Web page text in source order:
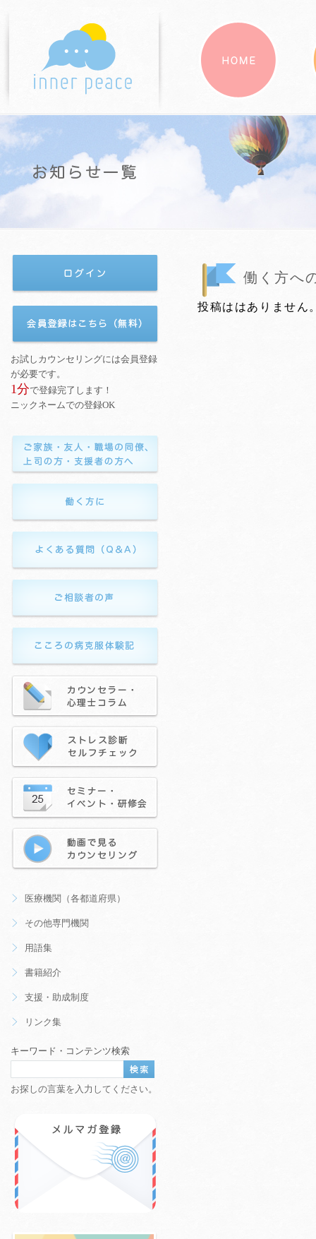
医療機関（各都道府県）
その他専門機関
用語集
書籍紹介
支援・助成制度
リンク集
キーワード・コンテンツ検索
お探しの言葉を入力してください。
働く方へ
投稿ははありません